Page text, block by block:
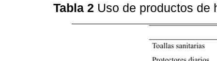
Tabla 2 Uso de productos